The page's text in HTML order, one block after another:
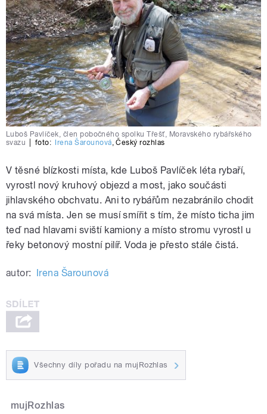
Luboš Pavlíček, člen pobočného spolku Třešť, Moravského rybářského
svazu
foto: Irena Šarounová,Český rozhlas
V těsné blízkosti místa, kde Luboš Pavlíček léta rybaří,
vyrostl nový kruhový objezd a most, jako součásti
jihlavského obchvatu. Ani to rybářům nezabránilo chodit
na svá místa. Jen se musí smířit s tím, že místo ticha jim
teď nad hlavami sviští kamiony a místo stromu vyrostl u
řeky betonový mostní pilíř. Voda je přesto stále čistá.
autor: Irena Šarounová
Všechny díly pořadu na mujRozhlas
mujRozhlas